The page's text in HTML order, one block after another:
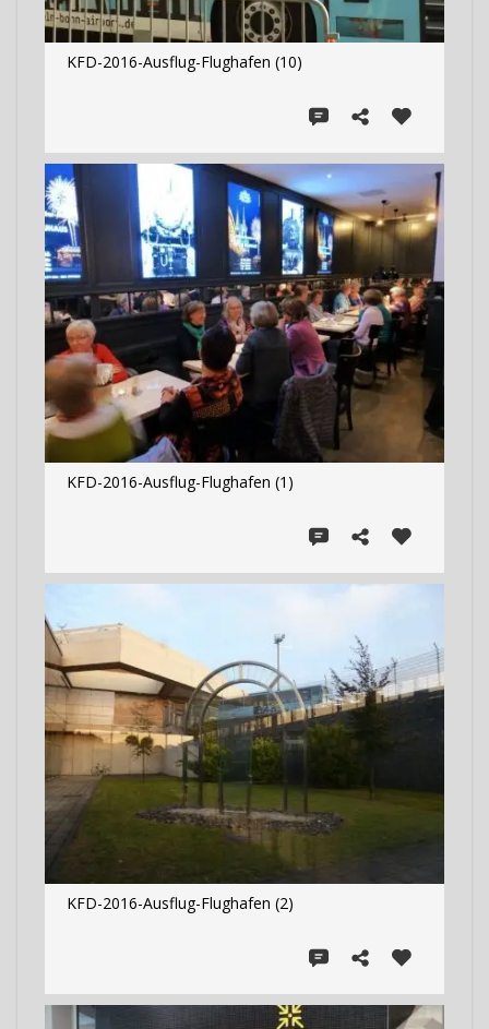
KFD-2016-Ausflug-Flughafen (10)
KFD-2016-Ausflug-Flughafen (1)
KFD-2016-Ausflug-Flughafen (2)